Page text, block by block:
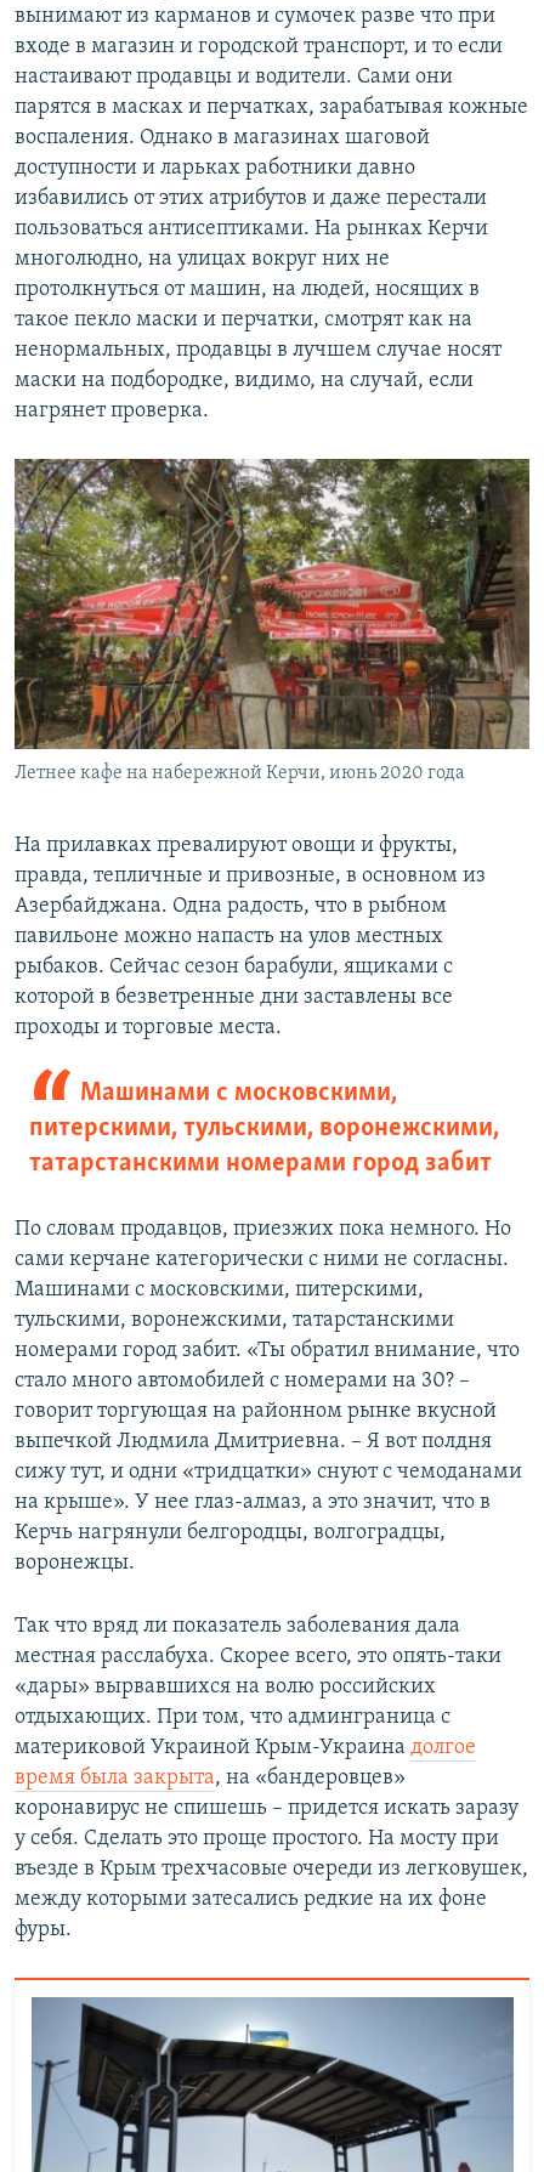
вынимают из карманов и сумочек разве что при
входе в магазин и городской транспорт, и то если
настаивают продавцы и водители. Сами они
парятся в масках и перчатках, зарабатывая кожные
воспаления. Однако в магазинах шаговой
доступности и ларьках работники давно
избавились от этих атрибутов и даже перестали
пользоваться антисептиками. На рынках Керчи
многолюдно, на улицах вокруг них не
протолкнуться от машин, на людей, носящих в
такое пекло маски и перчатки, смотрят как на
ненормальных, продавцы в лучшем случае носят
маски на подбородке, видимо, на случай, если
нагрянет проверка.
Летнее кафе на набережной Керчи, июнь 2020 года
На прилавках превалируют овощи и фрукты,
правда, тепличные и привозные, в основном из
Азербайджана. Одна радость, что в рыбном
павильоне можно напасть на улов местных
рыбаков. Сейчас сезон барабули, ящиками с
которой в безветренные дни заставлены все
проходы и торговые места.
Машинами с московскими,
питерскими, тульскими, воронежскими,
татарстанскими номерами город забит
По словам продавцов, приезжих пока немного. Но
сами керчане категорически с ними не согласны.
Машинами с московскими, питерскими,
тульскими, воронежскими, татарстанскими
номерами город забит. «Ты обратил внимание, что
стало много автомобилей с номерами на 30? –
говорит торгующая на районном рынке вкусной
выпечкой Людмила Дмитриевна. – Я вот полдня
сижу тут, и одни «тридцатки» снуют с чемоданами
на крыше». У нее глаз-алмаз, а это значит, что в
Керчь нагрянули белгородцы, волгоградцы,
воронежцы.
Так что вряд ли показатель заболевания дала
местная расслабуха. Скорее всего, это опять-таки
«дары» вырвавшихся на волю российских
отдыхающих. При том, что админграница с
материковой Украиной Крым-Украина долгое
время была закрыта, на «бандеровцев»
коронавирус не спишешь – придется искать заразу
у себя. Сделать это проще простого. На мосту при
въезде в Крым трехчасовые очереди из легковушек,
между которыми затесались редкие на их фоне
фуры.